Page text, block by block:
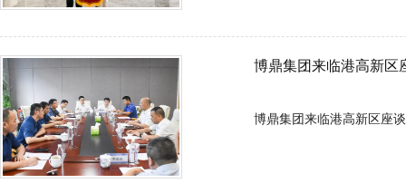
博鼎集团来临港高新区座